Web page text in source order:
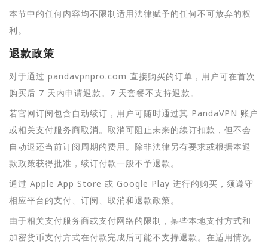
本节中的任何内容均不限制适用法律赋予的任何不可放弃的权
利。
退款政策
对于通过 pandavpnpro.com 直接购买的订单，用户可在首次
购买后 7 天内申请退款。7 天套餐不支持退款。
若官网订阅包含自动续订，用户可随时通过其 PandaVPN 账户
或相关支付服务商取消。取消可阻止未来的续订扣款，但不会
自动退还当前订阅周期的费用。除非法律另有要求或根据本退
款政策获得批准，续订付款一般不予退款。
通过 Apple App Store 或 Google Play 进行的购买，须遵守
相应平台的支付、订阅、取消和退款政策。
由于相关支付服务商或支付网络的限制，某些本地支付方式和
加密货币支付方式在付款完成后可能不支持退款。在适用情况